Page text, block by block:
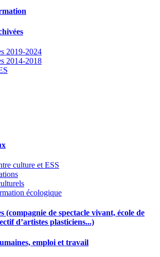
2019-2024
2014-2018
culture et ESS
écologique
(compagnie de spectacle vivant, école de
d’artistes plasticiens...)
emploi et travail